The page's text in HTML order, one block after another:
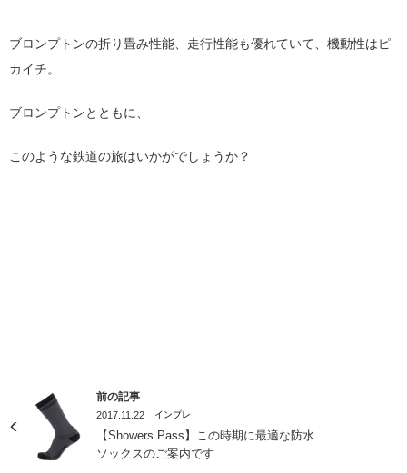
ブロンプトンの折り畳み性能、走行性能も優れていて、機動性はピ
カイチ。
ブロンプトンとともに、
このような鉄道の旅はいかがでしょうか？
前の記事
2017.11.22 インプレ
【Showers Pass】この時期に最適な防水
ソックスのご案内です